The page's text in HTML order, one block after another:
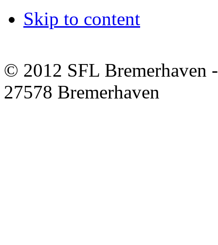
Skip to content
© 2012 SFL Bremerhaven
27578 Bremerhaven